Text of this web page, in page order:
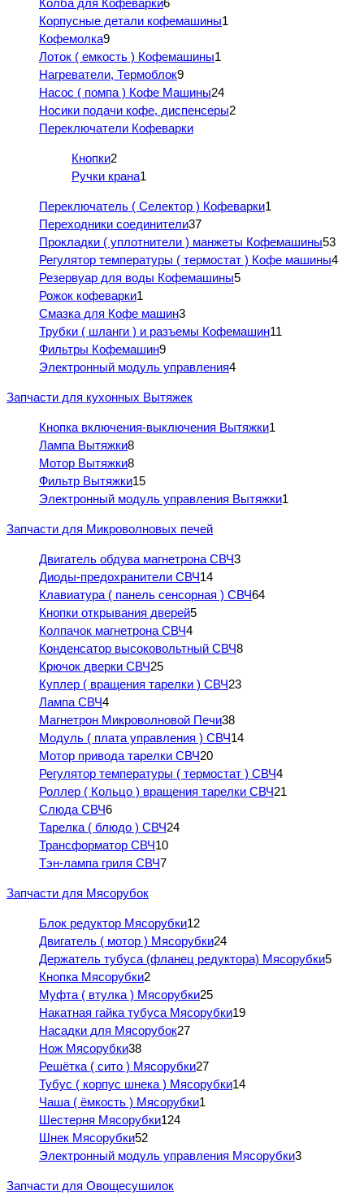
Колба для Кофеварки6
Корпусные детали кофемашины1
Кофемолка9
Лоток ( емкость ) Кофемашины1
Нагреватели, Термоблок9
Насос ( помпа ) Кофе Машины24
Носики подачи кофе, диспенсеры2
Переключатели Кофеварки
Кнопки2
Ручки крана1
Переключатель ( Селектор ) Кофеварки1
Переходники соединители37
Прокладки ( уплотнители ) манжеты Кофемашины53
Регулятор температуры ( термостат ) Кофе машины4
Резервуар для воды Кофемашины5
Рожок кофеварки1
Смазка для Кофе машин3
Трубки ( шланги ) и разъемы Кофемашин11
Фильтры Кофемашин9
Электронный модуль управления4
Запчасти для кухонных Вытяжек
Кнопка включения-выключения Вытяжки1
Лампа Вытяжки8
Мотор Вытяжки8
Фильтр Вытяжки15
Электронный модуль управления Вытяжки1
Запчасти для Микроволновых печей
Двигатель обдува магнетрона СВЧ3
Диоды-предохранители СВЧ14
Клавиатура ( панель сенсорная ) СВЧ64
Кнопки открывания дверей5
Колпачок магнетрона СВЧ4
Конденсатор высоковольтный СВЧ8
Крючок дверки СВЧ25
Куплер ( вращения тарелки ) СВЧ23
Лампа СВЧ4
Магнетрон Микроволновой Печи38
Модуль ( плата управления ) СВЧ14
Мотор привода тарелки СВЧ20
Регулятор температуры ( термостат ) СВЧ4
Роллер ( Кольцо ) вращения тарелки СВЧ21
Слюда СВЧ6
Тарелка ( блюдо ) СВЧ24
Трансформатор СВЧ10
Тэн-лампа гриля СВЧ7
Запчасти для Мясорубок
Блок редуктор Мясорубки12
Двигатель ( мотор ) Мясорубки24
Держатель тубуса (фланец редуктора) Мясорубки5
Кнопка Мясорубки2
Муфта ( втулка ) Мясорубки25
Накатная гайка тубуса Мясорубки19
Насадки для Мясорубок27
Нож Мясорубки38
Решётка ( сито ) Мясорубки27
Тубус ( корпус шнека ) Мясорубки14
Чаша ( ёмкость ) Мясорубки1
Шестерня Мясорубки124
Шнек Мясорубки52
Электронный модуль управления Мясорубки3
Запчасти для Овощесушилок